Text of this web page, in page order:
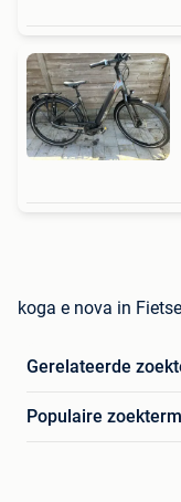
koga e nova in
Gerelateerde
Populaire